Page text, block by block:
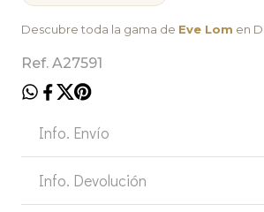
Descubre toda la gama de Eve Lom en
Ref. A27591
Info. Envío
Info. Devolución